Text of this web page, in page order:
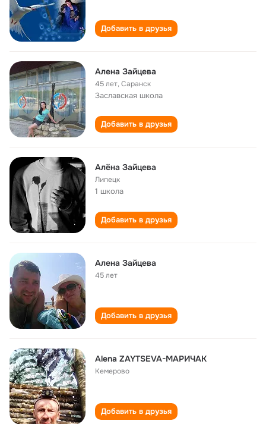
Добавить в друзья
Алена Зайцева
45 лет,Саранск
Заславская школа
Добавить в друзья
Алёна Зайцева
Липецк
1 школа
Добавить в друзья
Алена Зайцева
45 лет
Добавить в друзья
Alena ZAYTSEVA-МАРИЧАК
Кемерово
Добавить в друзья